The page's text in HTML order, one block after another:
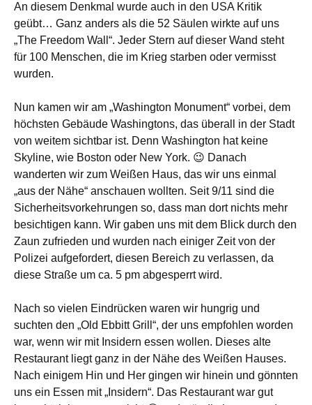
An diesem Denkmal wurde auch in den USA Kritik
geübt… Ganz anders als die 52 Säulen wirkte auf uns
„The Freedom Wall“. Jeder Stern auf dieser Wand steht
für 100 Menschen, die im Krieg starben oder vermisst
wurden.
Nun kamen wir am „Washington Monument“ vorbei, dem
höchsten Gebäude Washingtons, das überall in der Stadt
von weitem sichtbar ist. Denn Washington hat keine
Skyline, wie Boston oder New York. 😉 Danach
wanderten wir zum Weißen Haus, das wir uns einmal
„aus der Nähe“ anschauen wollten. Seit 9/11 sind die
Sicherheitsvorkehrungen so, dass man dort nichts mehr
besichtigen kann. Wir gaben uns mit dem Blick durch den
Zaun zufrieden und wurden nach einiger Zeit von der
Polizei aufgefordert, diesen Bereich zu verlassen, da
diese Straße um ca. 5 pm abgesperrt wird.
Nach so vielen Eindrücken waren wir hungrig und
suchten den „Old Ebbitt Grill“, der uns empfohlen worden
war, wenn wir mit Insidern essen wollen. Dieses alte
Restaurant liegt ganz in der Nähe des Weißen Hauses.
Nach einigem Hin und Her gingen wir hinein und gönnten
uns ein Essen mit „Insidern“. Das Restaurant war gut